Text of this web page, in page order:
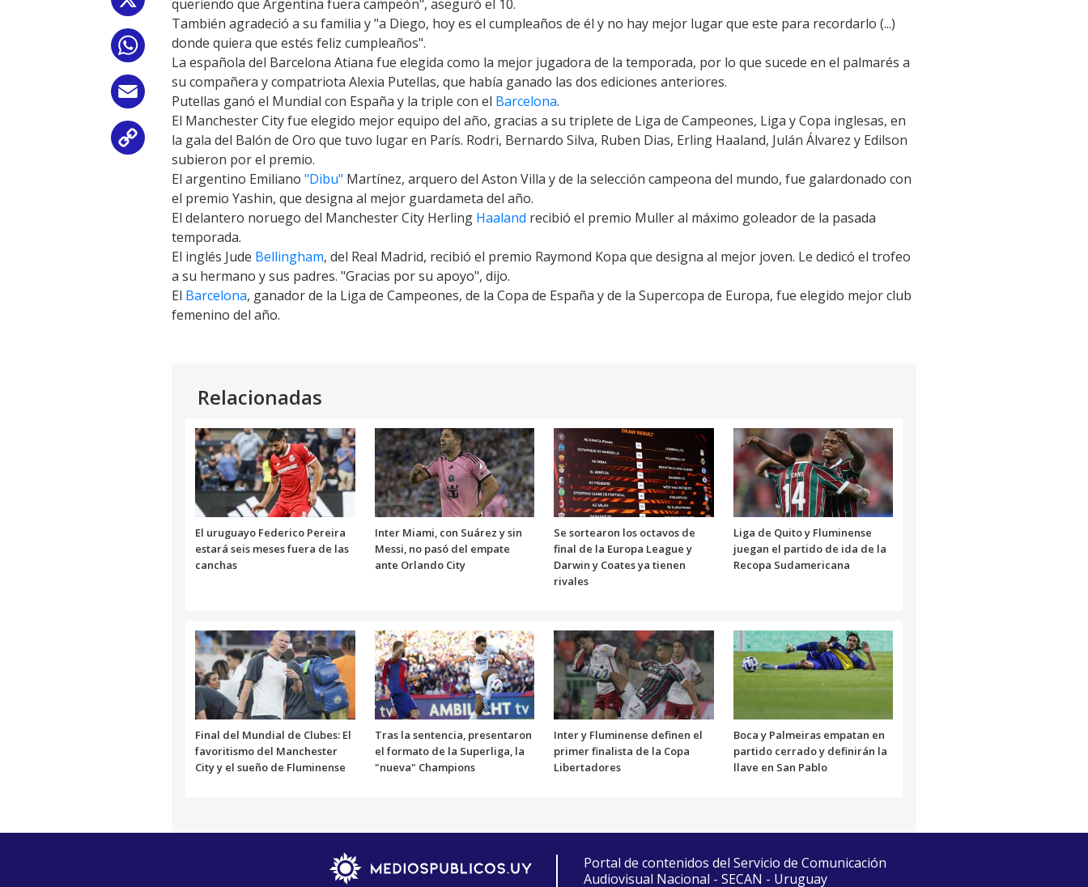
WhatsApp
Email
Copy
Link
queriendo que Argentina fuera campeón", aseguró el 10.
También agradeció a su familia y "a Diego, hoy es el cumpleaños de él y no hay mejor lugar que este para recordarlo (...)
donde quiera que estés feliz cumpleaños".
La española del Barcelona Atiana fue elegida como la mejor jugadora de la temporada, por lo que sucede en el palmarés a
su compañera y compatriota Alexia Putellas, que había ganado las dos ediciones anteriores.
Putellas ganó el Mundial con España y la triple con el Barcelona.
El Manchester City fue elegido mejor equipo del año, gracias a su triplete de Liga de Campeones, Liga y Copa inglesas, en
la gala del Balón de Oro que tuvo lugar en París. Rodri, Bernardo Silva, Ruben Dias, Erling Haaland, Julán Álvarez y Edilson
subieron por el premio.
El argentino Emiliano "Dibu" Martínez, arquero del Aston Villa y de la selección campeona del mundo, fue galardonado con
el premio Yashin, que designa al mejor guardameta del año.
El delantero noruego del Manchester City Herling Haaland recibió el premio Muller al máximo goleador de la pasada
temporada.
El inglés Jude Bellingham, del Real Madrid, recibió el premio Raymond Kopa que designa al mejor joven. Le dedicó el trofeo
a su hermano y sus padres. "Gracias por su apoyo", dijo.
El Barcelona, ganador de la Liga de Campeones, de la Copa de España y de la Supercopa de Europa, fue elegido mejor club
femenino del año.
Relacionadas
El uruguayo Federico Pereira
estará seis meses fuera de las
canchas
Inter Miami, con Suárez y sin
Messi, no pasó del empate
ante Orlando City
Se sortearon los octavos de
final de la Europa League y
Darwin y Coates ya tienen
rivales
Liga de Quito y Fluminense
juegan el partido de ida de la
Recopa Sudamericana
Final del Mundial de Clubes: El
favoritismo del Manchester
City y el sueño de Fluminense
Tras la sentencia, presentaron
el formato de la Superliga, la
"nueva" Champions
Inter y Fluminense definen el
primer finalista de la Copa
Libertadores
Boca y Palmeiras empatan en
partido cerrado y definirán la
llave en San Pablo
Portal de contenidos del Servicio de Comunicación
Audiovisual Nacional - SECAN - Uruguay